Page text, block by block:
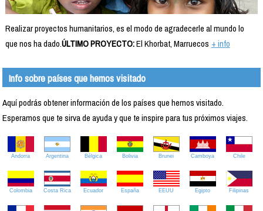
Realizar proyectos humanitarios, es el modo de agradecerle al mundo lo
que nos ha dado.ÚLTIMO PROYECTO:El Khorbat, Marruecos + info
Info sobre países que hemos visitado
Aquí podrás obtener información de los países que hemos visitado.
Esperamos que te sirva de ayuda y que te inspire para tus próximos viajes.
Andorra Argentina Bélgica Bolivia Brunei Camboya Chile
Colombia Costa Rica Ecuador España EEUU Egipto Filipinas